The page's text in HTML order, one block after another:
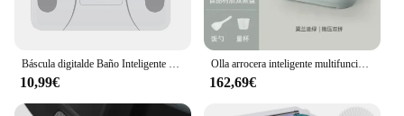
Báscula digitalde Baño Inteligente Bluetooth con Indicador de Temperatura, Smart Scale Digital, Medición de 8 Parámetros diferentes, Grasa Corporal, Memoria para 10 usuarios Balanza Electrónica Peso
10,99€
Olla arrocera inteligente multifunción de doble drenaje para el hogar, electrodomésticos Multicooker de 220v, control Dual, Riz Electric
162,69€